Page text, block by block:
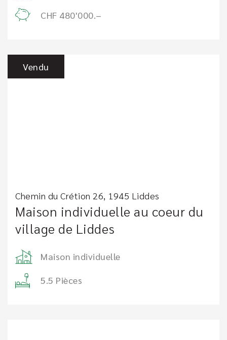
CHF 480'000.–
Vendu
Chemin du Crétion 26, 1945 Liddes
Maison individuelle au coeur du
village de Liddes
Maison individuelle
5.5 Pièces